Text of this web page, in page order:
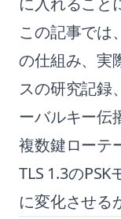
この記事では
の仕組み、実
スの研究記録
ーバルキー伝
複数鍵ローテ
TLS 1.3の
に変化させる